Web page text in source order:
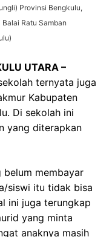
Provinsi Bengkulu,
Ratu Samban
UTARA –
ternyata juga
Kabupaten
Di sekolah ini
yang diterapkan
membayar
siswi itu tidak bisa
ini juga terungkap
yang minta
anaknya masih